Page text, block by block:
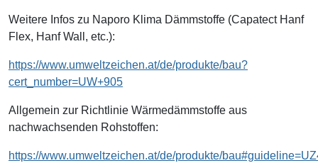
Weitere Infos zu Naporo Klima Dämmstoffe (Capatect Hanf
Flex, Hanf Wall, etc.):
https://www.umweltzeichen.at/de/produkte/bau?
cert_number=UW+905
Allgemein zur Richtlinie Wärmedämmstoffe aus
nachwachsenden Rohstoffen:
https://www.umweltzeichen.at/de/produkte/